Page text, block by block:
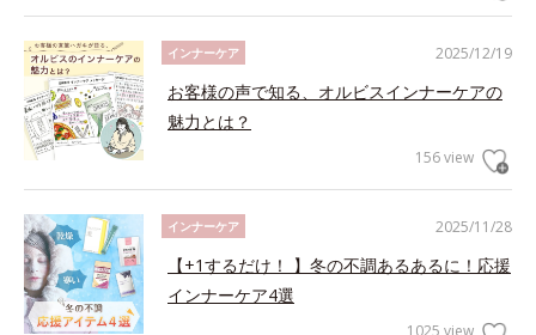
2025/12/19
インナーケア
お客様の声で知る、オルビスインナーケアの
魅力とは？
156 view
2025/11/28
インナーケア
【+1するだけ！ 】冬の不調あるあるに！応援
インナーケア4選
1025 view